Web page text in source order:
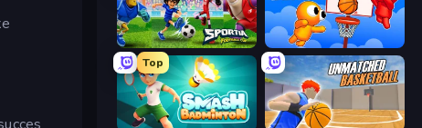
Sportia Football Cup Basket Battle
Top